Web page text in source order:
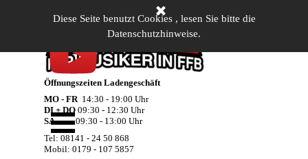
Diese Seite benutzt Cookies , lesen Sie bitte die
Datenschutzhinweise.
Öffnungszeiten Ladengeschäft
MO - FR14:30 - 19:00 Uhr
DI + DO 09:30 - 12:30 Uhr
SA09:30 - 13:00 Uhr
Tel: 08141 - 24 50 868
Mobil: 0179 - 107 5857
Menü überspringen